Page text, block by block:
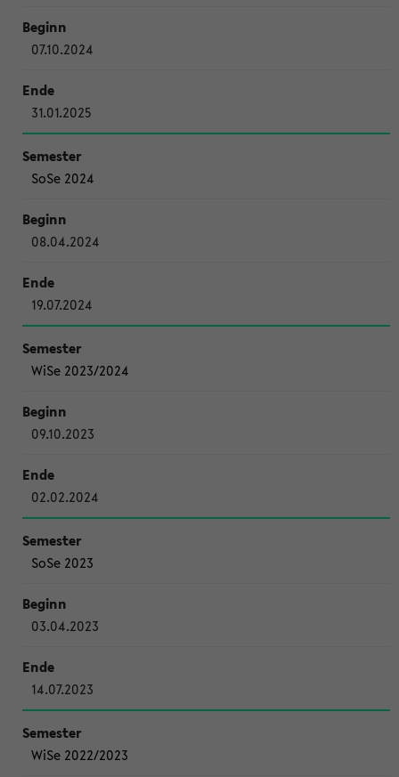
07.10.2024
31.01.2025
SoSe 2024
08.04.2024
19.07.2024
WiSe 2023/2024
09.10.2023
02.02.2024
SoSe 2023
03.04.2023
14.07.2023
WiSe 2022/2023